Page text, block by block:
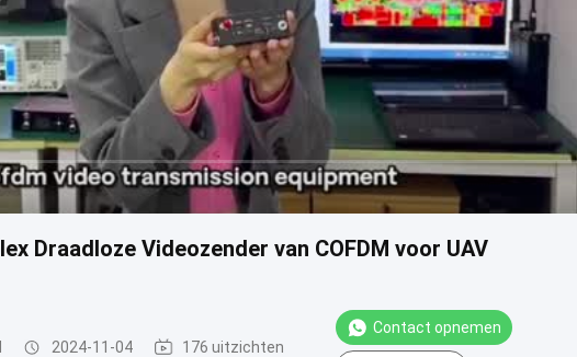
Draadloze Videozender van COFDM voor UAV
2024-11-04 176 uitzichten
Contact opnemen